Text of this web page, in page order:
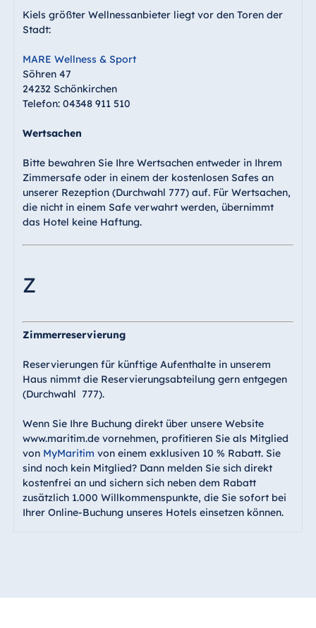
Kiels größter Wellnessanbieter liegt vor den Toren der
Stadt:
MARE Wellness & Sport
Söhren 47
24232 Schönkirchen
Telefon: 04348 911 510
Wertsachen
Bitte bewahren Sie Ihre Wertsachen entweder in Ihrem
Zimmersafe oder in einem der kostenlosen Safes an
unserer Rezeption (Durchwahl 777) auf. Für Wertsachen,
die nicht in einem Safe verwahrt werden, übernimmt
das Hotel keine Haftung.
Z
Zimmerreservierung
Reservierungen für künftige Aufenthalte in unserem
Haus nimmt die Reservierungsabteilung gern entgegen
(Durchwahl 777).
Wenn Sie Ihre Buchung direkt über unsere Website
www.maritim.de vornehmen, profitieren Sie als Mitglied
von MyMaritim von einem exklusiven 10 % Rabatt. Sie
sind noch kein Mitglied? Dann melden Sie sich direkt
kostenfrei an und sichern sich neben dem Rabatt
zusätzlich 1.000 Willkommenspunkte, die Sie sofort bei
Ihrer Online-Buchung unseres Hotels einsetzen können.